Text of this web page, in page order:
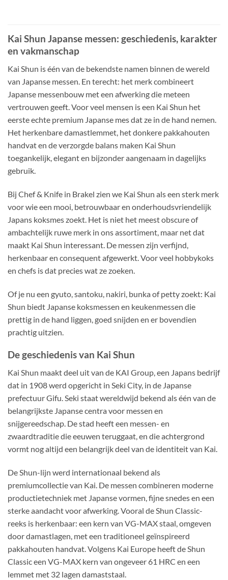
Kai Shun Japanse messen: geschiedenis, karakter
en vakmanschap
Kai Shun is één van de bekendste namen binnen de wereld
van Japanse messen. En terecht: het merk combineert
Japanse messenbouw met een afwerking die meteen
vertrouwen geeft. Voor veel mensen is een Kai Shun het
eerste echte premium Japanse mes dat ze in de hand nemen.
Het herkenbare damastlemmet, het donkere pakkahouten
handvat en de verzorgde balans maken Kai Shun
toegankelijk, elegant en bijzonder aangenaam in dagelijks
gebruik.
Bij Chef & Knife in Brakel zien we Kai Shun als een sterk merk
voor wie een mooi, betrouwbaar en onderhoudsvriendelijk
Japans koksmes zoekt. Het is niet het meest obscure of
ambachtelijk ruwe merk in ons assortiment, maar net dat
maakt Kai Shun interessant. De messen zijn verfijnd,
herkenbaar en consequent afgewerkt. Voor veel hobbykoks
en chefs is dat precies wat ze zoeken.
Of je nu een gyuto, santoku, nakiri, bunka of petty zoekt: Kai
Shun biedt Japanse koksmessen en keukenmessen die
prettig in de hand liggen, goed snijden en er bovendien
prachtig uitzien.
De geschiedenis van Kai Shun
Kai Shun maakt deel uit van de KAI Group, een Japans bedrijf
dat in 1908 werd opgericht in Seki City, in de Japanse
prefectuur Gifu. Seki staat wereldwijd bekend als één van de
belangrijkste Japanse centra voor messen en
snijgereedschap. De stad heeft een messen- en
zwaardtraditie die eeuwen teruggaat, en die achtergrond
vormt nog altijd een belangrijk deel van de identiteit van Kai.
De Shun-lijn werd internationaal bekend als
premiumcollectie van Kai. De messen combineren moderne
productietechniek met Japanse vormen, fijne snedes en een
sterke aandacht voor afwerking. Vooral de Shun Classic-
reeks is herkenbaar: een kern van VG-MAX staal, omgeven
door damastlagen, met een traditioneel geïnspireerd
pakkahouten handvat. Volgens Kai Europe heeft de Shun
Classic een VG-MAX kern van ongeveer 61 HRC en een
lemmet met 32 lagen damaststaal.